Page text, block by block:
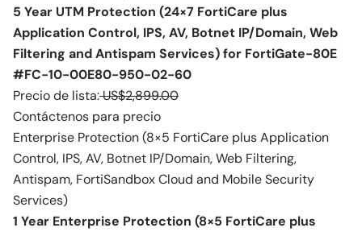
5 Year UTM Protection (24×7 FortiCare plus
Application Control, IPS, AV, Botnet IP/Domain, Web
Filtering and Antispam Services) for FortiGate-80E
#FC-10-00E80-950-02-60
Precio de lista:US$2,899.00
Contáctenos para precio
Enterprise Protection (8×5 FortiCare plus Application
Control, IPS, AV, Botnet IP/Domain, Web Filtering,
Antispam, FortiSandbox Cloud and Mobile Security
Services)
1 Year Enterprise Protection (8×5 FortiCare plus